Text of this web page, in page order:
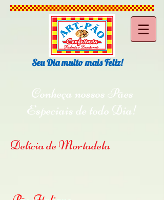
Seu Dia muito mais Feliz!
Conheça nossos Pães
Especiais de todo Dia!
Delícia de Mortadela